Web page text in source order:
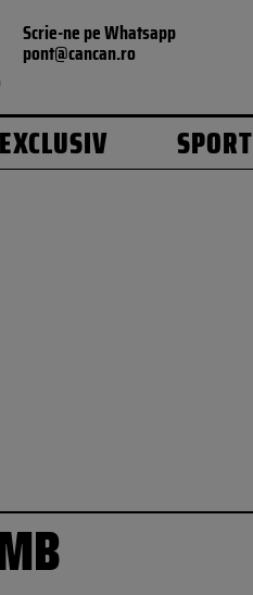
Scrie-ne pe Whatsapp
pont@cancan.ro
EXCLUSIV SPORT